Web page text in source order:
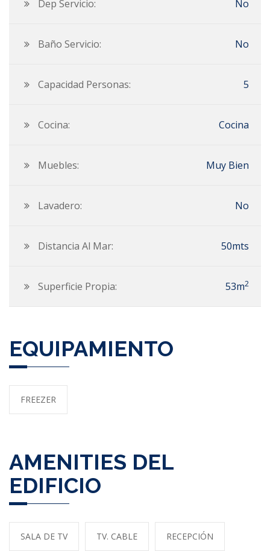
Dep Servicio: No
Baño Servicio: No
Capacidad Personas: 5
Cocina: Cocina
Muebles: Muy Bien
Lavadero: No
Distancia Al Mar: 50mts
Superficie Propia: 53m2
EQUIPAMIENTO
FREEZER
AMENITIES DEL
EDIFICIO
SALA DE TV TV. CABLE RECEPCIÓN